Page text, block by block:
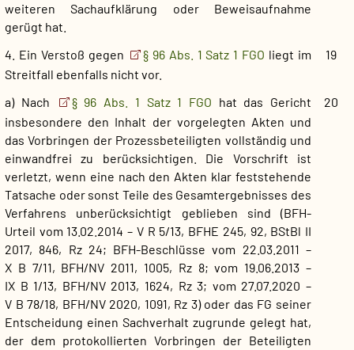
weiteren Sachaufklärung oder Beweisaufnahme
gerügt hat.
19
4. Ein Verstoß gegen § 96 Abs. 1 Satz 1 FGO liegt im
Streitfall ebenfalls nicht vor.
20
a) Nach § 96 Abs. 1 Satz 1 FGO hat das Gericht
insbesondere den Inhalt der vorgelegten Akten und
das Vorbringen der Prozessbeteiligten vollständig und
einwandfrei zu berücksichtigen. Die Vorschrift ist
verletzt, wenn eine nach den Akten klar feststehende
Tatsache oder sonst Teile des Gesamtergebnisses des
Verfahrens unberücksichtigt geblieben sind (BFH-
Urteil vom 13.02.2014 – V R 5/13, BFHE 245, 92, BStBl II
2017, 846, Rz 24; BFH-Beschlüsse vom 22.03.2011 –
X B 7/11, BFH/NV 2011, 1005, Rz 8; vom 19.06.2013 –
IX B 1/13, BFH/NV 2013, 1624, Rz 3; vom 27.07.2020 –
V B 78/18, BFH/NV 2020, 1091, Rz 3) oder das FG seiner
Entscheidung einen Sachverhalt zugrunde gelegt hat,
der dem protokollierten Vorbringen der Beteiligten